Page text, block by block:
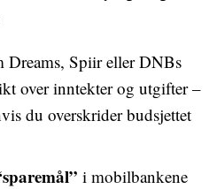
Dreams, Spiir eller DNBs
over inntekter og utgifter –
du overskrider budsjettet
i mobilbankene